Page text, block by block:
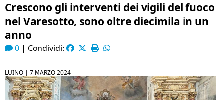
Crescono gli interventi dei vigili del fuoco
nel Varesotto, sono oltre diecimila in un
anno
0 | Condividi:
LUINO | 7 MARZO 2024